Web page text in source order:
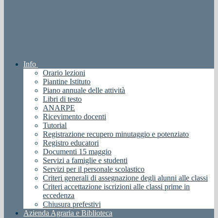
Info
Orario lezioni
Piantine Istituto
Piano annuale delle attività
Libri di testo
ANARPE
Ricevimento docenti
Tutorial
Registrazione recupero minutaggio e potenziato
Registro educatori
Documenti 15 maggio
Servizi a famiglie e studenti
Servizi per il personale scolastico
Criteri generali di assegnazione degli alunni alle classi
Criteri accettazione iscrizioni alle classi prime in
eccedenza
Chiusura prefestivi
Azienda Agraria e Biblioteca